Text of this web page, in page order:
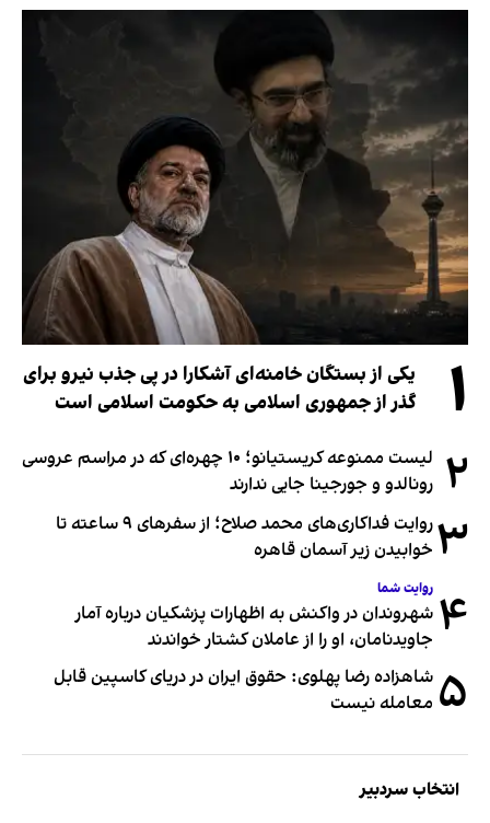
۱
یکی از بستگان خامنه‌ای آشکارا در پی جذب نیرو برای
گذر از جمهوری اسلامی به حکومت اسلامی است
۲
لیست ممنوعه کریستیانو؛ ۱۰ چهره‌ای که در مراسم عروسی
رونالدو و جورجینا جایی ندارند
۳
روایت فداکاری‌های محمد صلاح؛ از سفرهای ۹ ساعته تا
خوابیدن زیر آسمان قاهره
۴ روایت شما
شهروندان در واکنش به اظهارات پزشکیان درباره آمار
جاویدنامان، او را از عاملان کشتار خواندند
۵ شاهزاده رضا پهلوی: حقوق ایران در دریای کاسپین قابل
معامله نیست
انتخاب سردبیر